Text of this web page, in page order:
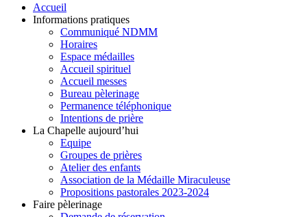
Accueil
Informations pratiques
Communiqué NDMM
Horaires
Espace médailles
Accueil spirituel
Accueil messes
Bureau pèlerinage
Permanence téléphonique
Intentions de prière
La Chapelle aujourd’hui
Equipe
Groupes de prières
Atelier des enfants
Association de la Médaille Miraculeuse
Propositions pastorales 2023-2024
Faire pèlerinage